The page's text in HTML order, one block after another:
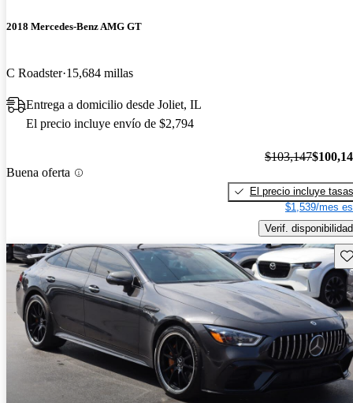
2018 Mercedes-Benz AMG GT
C Roadster 15,684 millas
Entrega a domicilio desde Joliet, IL
El precio incluye envío de $2,794
Buena oferta
$103,147
El precio incluye tasas
$1,539/mes
Verif. disponibilidad